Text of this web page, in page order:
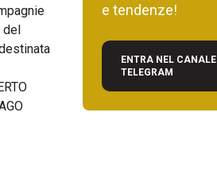
del
e tendenze!
ENTRA NEL CANALE
TELEGRAM